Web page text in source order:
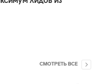
СМОТРЕТЬ ВСЕ